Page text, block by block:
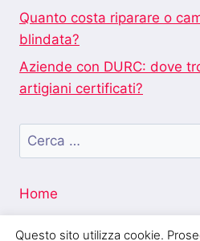
Quanto costa riparare o
blindata?
Aziende con DURC: dove
artigiani certificati?
Ricerca
per:
Home
Questo sito utilizza cookie.